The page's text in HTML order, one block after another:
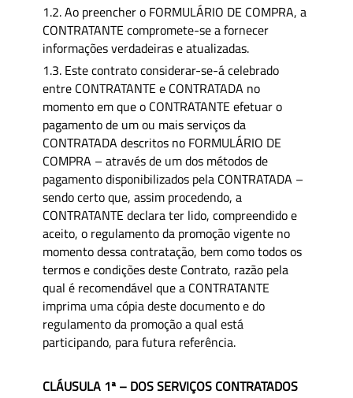
1.2. Ao preencher o FORMULÁRIO DE COMPRA, a
CONTRATANTE compromete-se a fornecer
informações verdadeiras e atualizadas.
1.3. Este contrato considerar-se-á celebrado
entre CONTRATANTE e CONTRATADA no
momento em que o CONTRATANTE efetuar o
pagamento de um ou mais serviços da
CONTRATADA descritos no FORMULÁRIO DE
COMPRA – através de um dos métodos de
pagamento disponibilizados pela CONTRATADA –
sendo certo que, assim procedendo, a
CONTRATANTE declara ter lido, compreendido e
aceito, o regulamento da promoção vigente no
momento dessa contratação, bem como todos os
termos e condições deste Contrato, razão pela
qual é recomendável que a CONTRATANTE
imprima uma cópia deste documento e do
regulamento da promoção a qual está
participando, para futura referência.
CLÁUSULA 1ª – DOS SERVIÇOS CONTRATADOS